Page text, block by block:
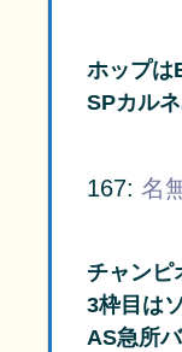
ホップは
SPカル
167: 名
チャンピ
3枠目は
AS急所